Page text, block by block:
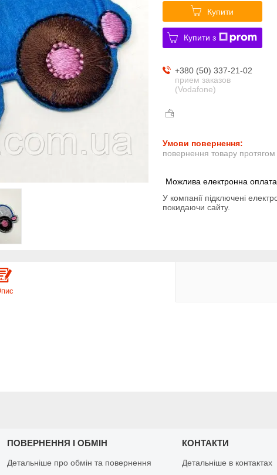
Купити
Купити з
+380 (50) 337-21-02
прием заказов
(Vodafone)
повернення товару протягом
У компанії підключені
покидаючи сайту.
ПОВЕРНЕННЯ І ОБМІН
Детальніше про обмін та повернення
КОНТАКТИ
Детальніше в контактах